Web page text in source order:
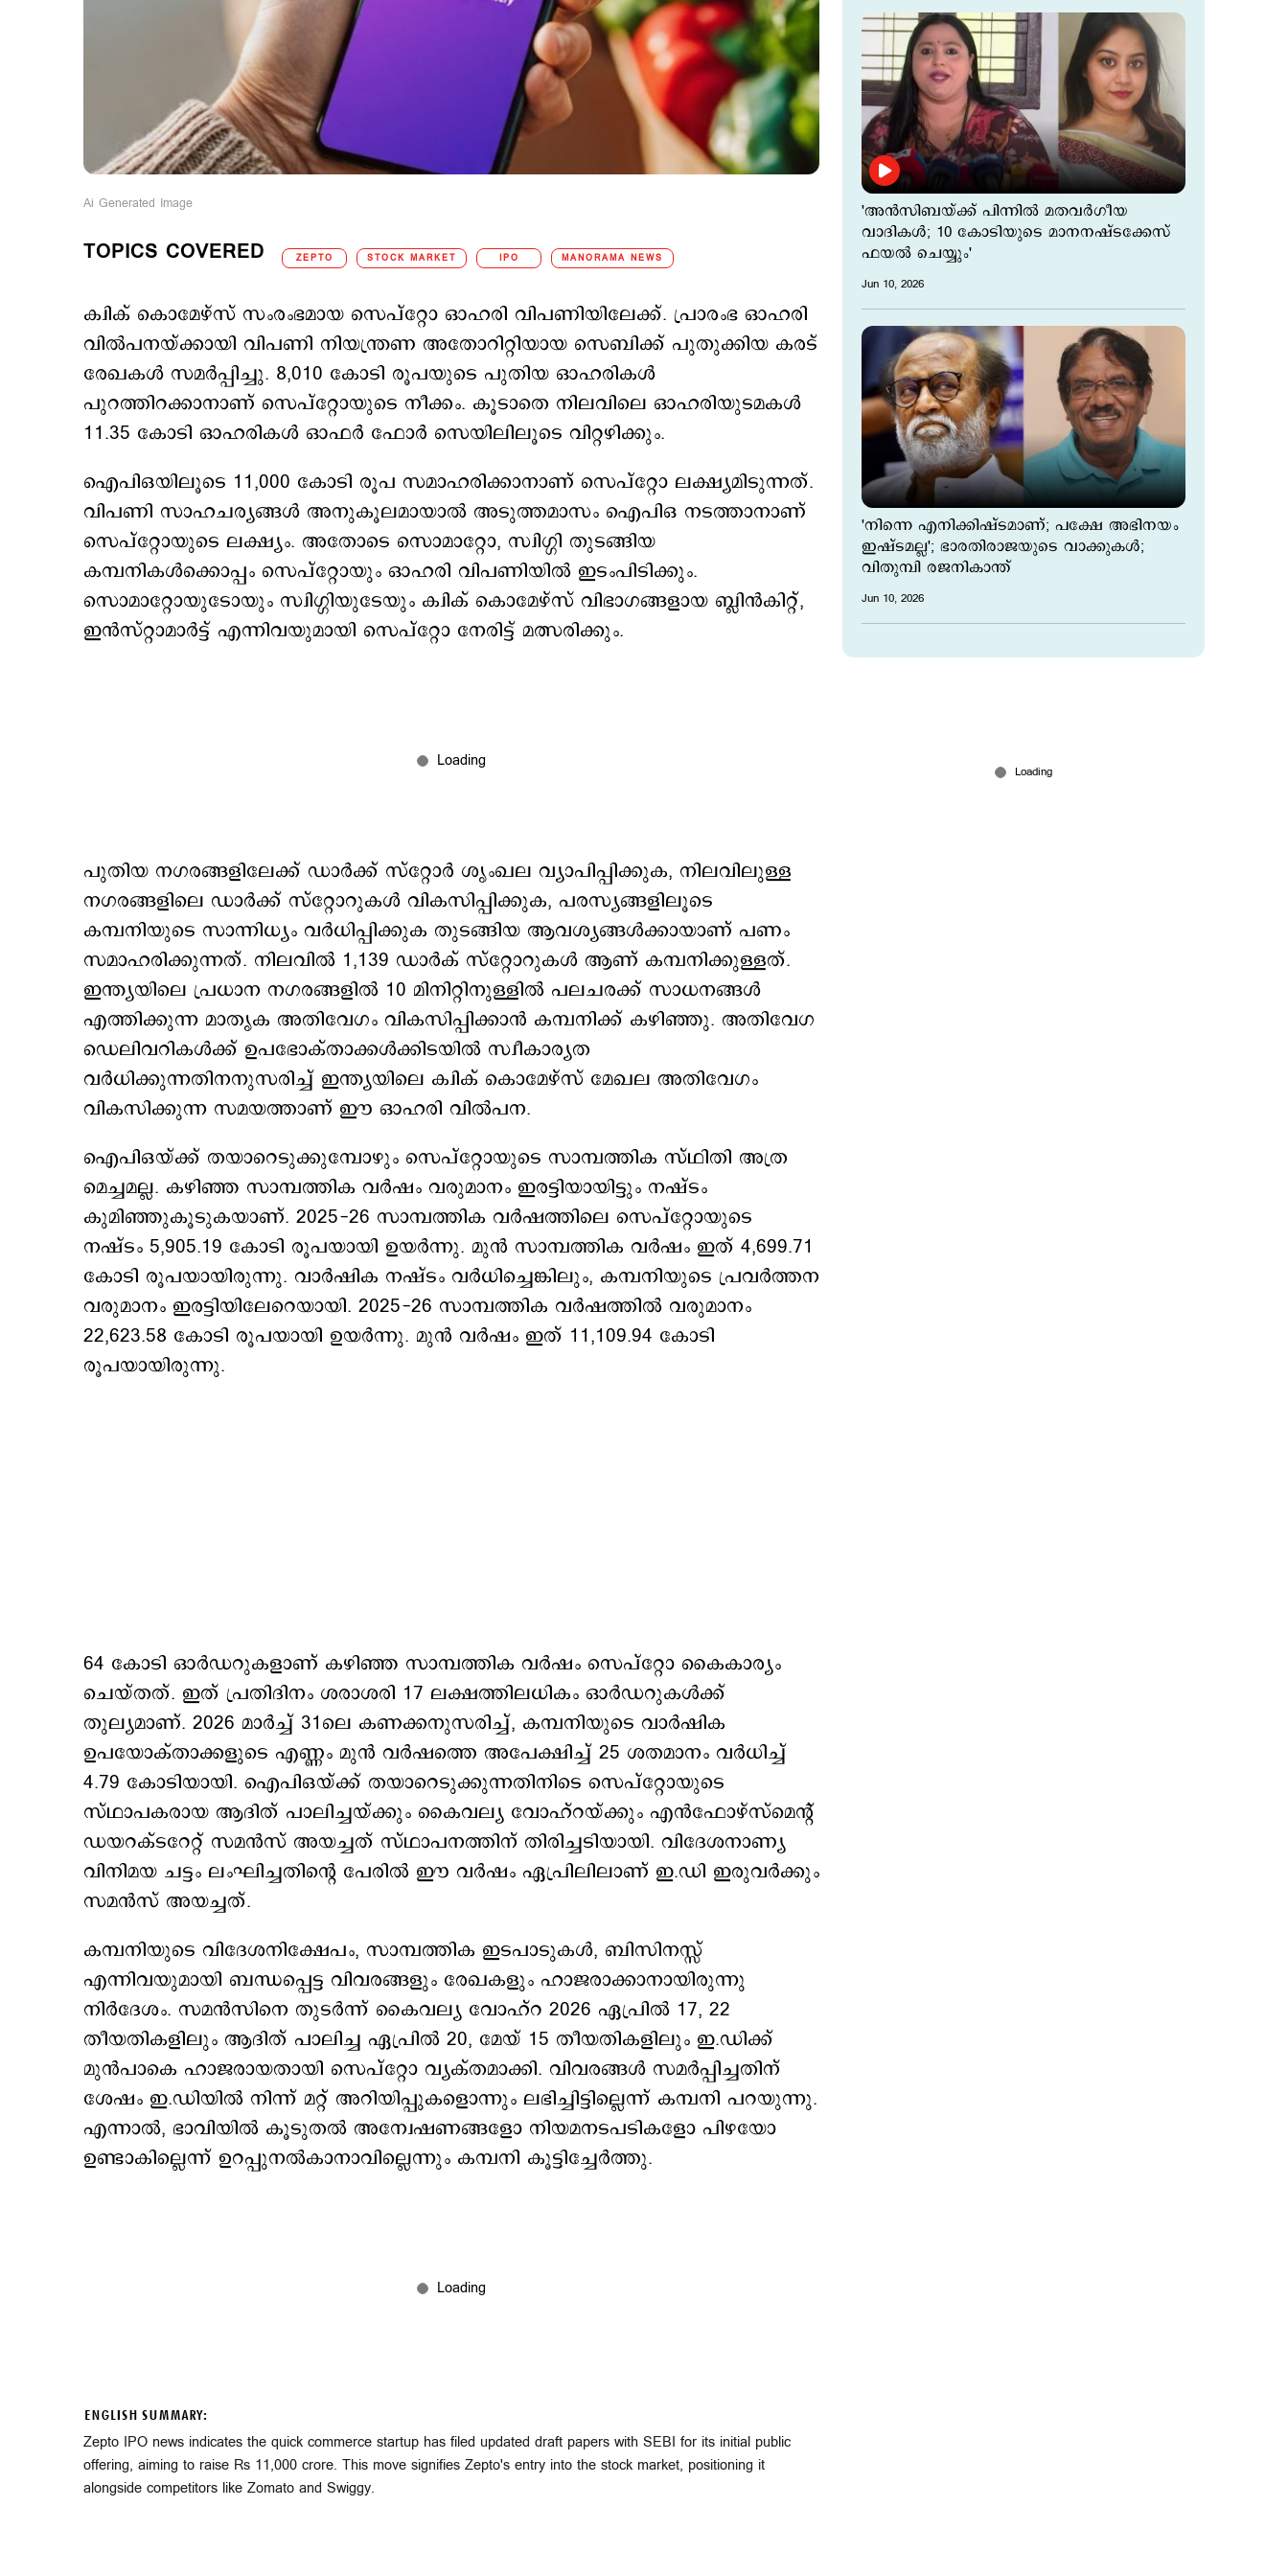
Ai Generated Image
TOPICS COVERED ZEPTO STOCK MARKET IPO MANORAMA NEWS
ക്വിക് കൊമേഴ്സ് സംരംഭമായ സെപ്റ്റോ ഓഹരി വിപണിയിലേക്ക്. പ്രാരംഭ ഓഹരി
വിൽപനയ്ക്കായി വിപണി നിയന്ത്രണ അതോറിറ്റിയായ സെബിക്ക് പുതുക്കിയ കരട്
രേഖകൾ സമർപ്പിച്ചു. 8,010 കോടി രൂപയുടെ പുതിയ ഓഹരികൾ
പുറത്തിറക്കാനാണ് സെപ്റ്റോയുടെ നീക്കം. കൂടാതെ നിലവിലെ ഓഹരിയുടമകൾ
11.35 കോടി ഓഹരികള്‍ ഓഫർ ഫോർ സെയിലിലൂടെ വിറ്റഴിക്കും.
ഐപിഒയിലൂടെ 11,000 കോടി രൂപ സമാഹരിക്കാനാണ് സെപ്റ്റോ ലക്ഷ്യമിടുന്നത്.
വിപണി സാഹചര്യങ്ങള്‍ അനുകൂലമായാല്‍ അടുത്തമാസം ഐപിഒ നടത്താനാണ്
സെപ്റ്റോയുടെ ലക്ഷ്യം. അതോടെ സൊമാറ്റോ, സ്വിഗ്ഗി തുടങ്ങിയ
കമ്പനികൾക്കൊപ്പം സെപ്റ്റോയും ഓഹരി വിപണിയിൽ ഇടംപിടിക്കും.
സൊമാറ്റോയുടോയും സ്വിഗ്ഗിയുടേയും ക്വിക് കൊമേഴ്സ് വിഭാഗങ്ങളായ ബ്ലിൻകിറ്റ്,
ഇൻസ്റ്റാമാർട്ട് എന്നിവയുമായി സെപ്റ്റോ നേരിട്ട് മത്സരിക്കും.
പുതിയ നഗരങ്ങളിലേക്ക് ഡാർക്ക് സ്റ്റോർ ശൃംഖല വ്യാപിപ്പിക്കുക, നിലവിലുള്ള
നഗരങ്ങളിലെ ഡാര്‍ക്ക് സ്റ്റോറുകള്‍ വികസിപ്പിക്കുക, പരസ്യങ്ങളിലൂടെ
കമ്പനിയുടെ സാന്നിധ്യം വര്‍ധിപ്പിക്കുക തുടങ്ങിയ ആവശ്യങ്ങൾക്കായാണ് പണം
സമാഹരിക്കുന്നത്. നിലവില്‍ 1,139 ഡാര്‍ക് സ്റ്റോറുകള്‍ ആണ് കമ്പനിക്കുള്ളത്.
ഇന്ത്യയിലെ പ്രധാന നഗരങ്ങളിൽ 10 മിനിറ്റിനുള്ളിൽ പലചരക്ക് സാധനങ്ങൾ
എത്തിക്കുന്ന മാതൃക അതിവേഗം വികസിപ്പിക്കാൻ കമ്പനിക്ക് കഴിഞ്ഞു. അതിവേഗ
ഡെലിവറികൾക്ക് ഉപഭോക്താക്കൾക്കിടയിൽ സ്വീകാര്യത
വർധിക്കുന്നതിനനുസരിച്ച് ഇന്ത്യയിലെ ക്വിക് കൊമേഴ്സ് മേഖല അതിവേഗം
വികസിക്കുന്ന സമയത്താണ് ഈ ഓഹരി വിൽപന.
ഐപിഒയ്ക്ക് തയാറെടുക്കുമ്പോഴും സെപ്റ്റോയുടെ സാമ്പത്തിക സ്ഥിതി അത്ര
മെച്ചമല്ല. കഴിഞ്ഞ സാമ്പത്തിക വര്‍ഷം വരുമാനം ഇരട്ടിയായിട്ടും നഷ്ടം
കുമിഞ്ഞുകൂടുകയാണ്. 2025-26 സാമ്പത്തിക വർഷത്തിലെ സെപ്റ്റോയുടെ
നഷ്ടം 5,905.19 കോടി രൂപയായി ഉയർന്നു. മുൻ സാമ്പത്തിക വർഷം ഇത് 4,699.71
കോടി രൂപയായിരുന്നു. വാർഷിക നഷ്ടം വർധിച്ചെങ്കിലും, കമ്പനിയുടെ പ്രവർത്തന
വരുമാനം ഇരട്ടിയിലേറെയായി. 2025-26 സാമ്പത്തിക വർഷത്തിൽ വരുമാനം
22,623.58 കോടി രൂപയായി ഉയർന്നു. മുൻ വർഷം ഇത് 11,109.94 കോടി
രൂപയായിരുന്നു.
64 കോടി ഓർഡറുകളാണ് കഴിഞ്ഞ സാമ്പത്തിക വര്‍ഷം സെപ്റ്റോ കൈകാര്യം
ചെയ്തത്. ഇത് പ്രതിദിനം ശരാശരി 17 ലക്ഷത്തിലധികം ഓർഡറുകൾക്ക്
തുല്യമാണ്. 2026 മാർച്ച് 31ലെ കണക്കനുസരിച്ച്, കമ്പനിയുടെ വാർഷിക
ഉപയോക്താക്കളുടെ എണ്ണം മുൻ വർഷത്തെ അപേക്ഷിച്ച് 25 ശതമാനം വർധിച്ച്
4.79 കോടിയായി. ഐപിഒയ്ക്ക് തയാറെടുക്കുന്നതിനിടെ സെപ്റ്റോയുടെ
സ്ഥാപകരായ ആദിത് പാലിച്ചയ്ക്കും കൈവല്യ വോഹ്‌റയ്ക്കും എൻഫോഴ്‌സ്‌മെന്റ്
ഡയറക്ടറേറ്റ് സമന്‍സ് അയച്ചത് സ്ഥാപനത്തിന് തിരിച്ചടിയായി. വിദേശനാണ്യ
വിനിമയ ചട്ടം ലംഘിച്ചതിന്റെ പേരില്‍ ഈ വർഷം ഏപ്രിലിലാണ് ഇ.ഡി ഇരുവർക്കും
സമൻസ് അയച്ചത്.
കമ്പനിയുടെ വിദേശനിക്ഷേപം, സാമ്പത്തിക ഇടപാടുകൾ, ബിസിനസ്സ്
എന്നിവയുമായി ബന്ധപ്പെട്ട വിവരങ്ങളും രേഖകളും ഹാജരാക്കാനായിരുന്നു
നിർദേശം. സമൻസിനെ തുടർന്ന് കൈവല്യ വോഹ്‌റ 2026 ഏപ്രിൽ 17, 22
തീയതികളിലും ആദിത് പാലിച്ച ഏപ്രിൽ 20, മേയ് 15 തീയതികളിലും ഇ.ഡിക്ക്
മുൻപാകെ ഹാജരായതായി സെപ്റ്റോ വ്യക്തമാക്കി. വിവരങ്ങൾ സമർപ്പിച്ചതിന്
ശേഷം ഇ.ഡിയിൽ നിന്ന് മറ്റ് അറിയിപ്പുകളൊന്നും ലഭിച്ചിട്ടില്ലെന്ന് കമ്പനി പറയുന്നു.
എന്നാൽ, ഭാവിയിൽ കൂടുതൽ അന്വേഷണങ്ങളോ നിയമനടപടികളോ പിഴയോ
ഉണ്ടാകില്ലെന്ന് ഉറപ്പുനൽകാനാവില്ലെന്നും കമ്പനി കൂട്ടിച്ചേർത്തു.
ENGLISH SUMMARY:
Zepto IPO news indicates the quick commerce startup has filed updated draft papers with SEBI for its initial public
offering, aiming to raise Rs 11,000 crore. This move signifies Zepto's entry into the stock market, positioning it
alongside competitors like Zomato and Swiggy.
'അന്‍സിബയ്ക്ക് പിന്നില്‍ മതവര്‍ഗീയ
വാദികള്‍; 10 കോടിയുടെ മാനനഷ്ടക്കേസ്
ഫയൽ ചെയ്യും'
Jun 10, 2026
'നിന്നെ എനിക്കിഷ്ടമാണ്; പക്ഷേ അഭിനയം
ഇഷ്ടമല്ല'; ഭാരതിരാജയുടെ വാക്കുകള്‍;
വിതുമ്പി രജനികാന്ത്
Jun 10, 2026